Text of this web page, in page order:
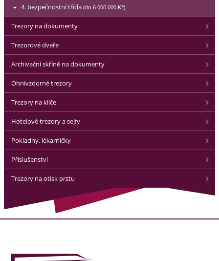
4. bezpečnostní třída (do 6 000 000 Kč)
Trezory na dokumenty
Trezorové dveře
Archivační skříně na dokumenty
Ohnivzdorné trezory
Trezory na klíče
Hotelové trezory a sejfy
Pokladny, lékarničky
Příslušenství
Trezory na otisk prstu